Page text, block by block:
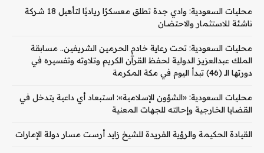
محليات السعودية: وادي جدة تطلق معسكرًا رياديًا لتأهيل 18 شركة
ناشئة للاستثمار والاحتضان
محليات السعودية: تحت رعاية خادم الحرمين الشريفين.. مسابقة
الملك عبدالعزيز الدولية لحفظ القرآن الكريم وتلاوته وتفسيره في
دورتها الـ (46) تبدأ اليوم في مكة المكرمة
محليات السعودية: ​«الشؤون الإسلامية»: استبعاد أي داعية يتدخل في
القضايا الخارجية وإحالته للجهات المعنية
القيادة الحكيمة والرؤية الفريدة للشيخ زايد أرست مسار دولة الإمارات